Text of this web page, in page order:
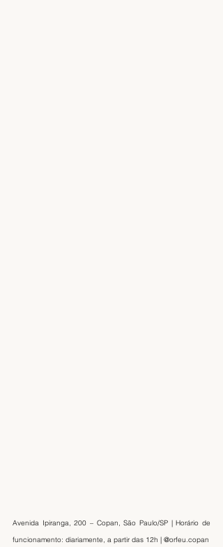
Avenida Ipiranga, 200 – Copan, São Paulo/SP | Horário de
funcionamento: diariamente, a partir das 12h | @orfeu.copan